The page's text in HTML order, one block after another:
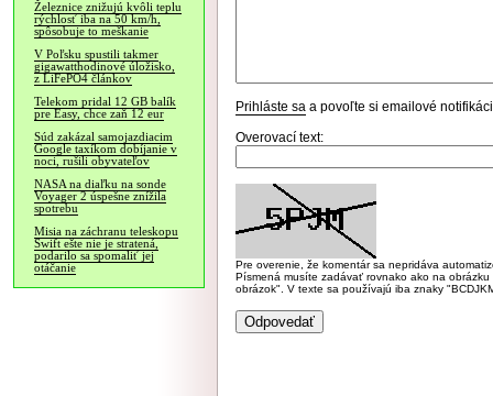
Železnice znižujú kvôli teplu
rýchlosť iba na 50 km/h,
spôsobuje to meškanie
V Poľsku spustili takmer
gigawatthodinové úložisko,
z LiFePO4 článkov
Telekom pridal 12 GB balík
pre Easy, chce zaň 12 eur
Súd zakázal samojazdiacim
Google taxíkom dobíjanie v
noci, rušili obyvateľov
NASA na diaľku na sonde
Voyager 2 úspešne znížila
spotrebu
Misia na záchranu teleskopu
Swift ešte nie je stratená,
podarilo sa spomaliť jej
otáčanie
Prihláste sa a povoľte si emailové
Overovací text:
Pre overenie, že komentár sa nepridáva
Písmená musíte zadávať rovnako ako na
obrázok". V texte sa používajú iba znaky